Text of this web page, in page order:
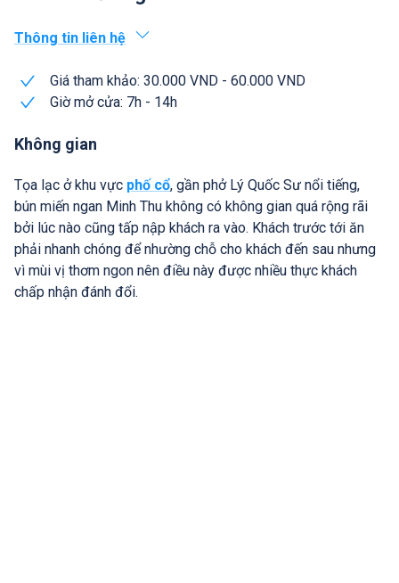
Thông tin liên hệ
Giá tham khảo: 30.000 VND - 60.000 VND
Giờ mở cửa: 7h - 14h
Không gian
Tọa lạc ở khu vực phố cổ, gần phở Lý Quốc Sư nổi tiếng,
bún miến ngan Minh Thu không có không gian quá rộng rãi
bởi lúc nào cũng tấp nập khách ra vào. Khách trước tới ăn
phải nhanh chóng để nhường chỗ cho khách đến sau nhưng
vì mùi vị thơm ngon nên điều này được nhiều thực khách
chấp nhận đánh đổi.